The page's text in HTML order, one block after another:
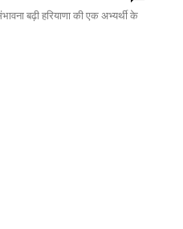
बढ़ी हरियाणा की एक अभ्यर्थी के